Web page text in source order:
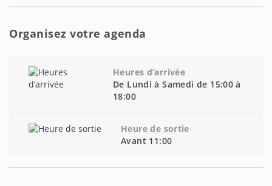
Organisez votre agenda
Heures d’arrivée
De Lundi à Samedi de 15:00 à
18:00
Heure de sortie
Avant 11:00